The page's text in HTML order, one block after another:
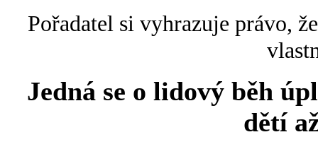
Pořadatel si vyhrazuje právo,
Jedná se o lidový běh
dětí